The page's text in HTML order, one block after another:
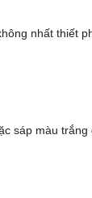
nhất thiết
sáp màu